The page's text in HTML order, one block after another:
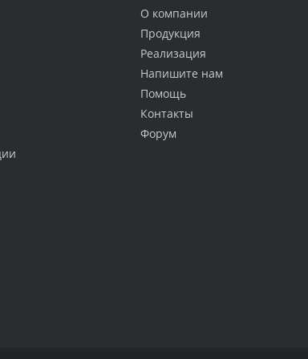
О компании
Продукция
Реализация
Напишите нам
Помощь
Контакты
Форум